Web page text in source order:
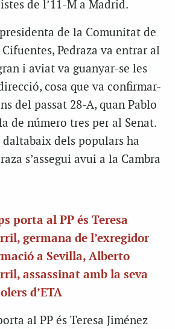
de l’11-M a Madrid.
de la Comunitat de
Pedraza va entrar al
i aviat va guanyar-se les
cosa que va confirmar-
del passat 28-A, quan Pablo
de número tres per al Senat.
daltabaix dels populars ha
s’assegui avui a la Cambra
porta al PP és Teresa
germana de l’exregidor
a Sevilla, Alberto
assassinat amb la seva
d’ETA
al PP és Teresa Jiménez